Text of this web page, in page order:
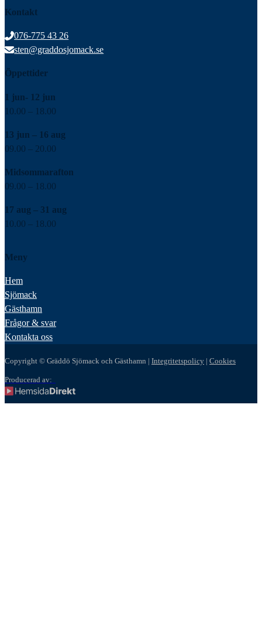
Kontakt
076-775 43 26
sten@graddosjomack.se
Öppettider
1 jun- 12 jun
10.00 – 18.00
13 jun – 16 aug
09.00 – 20.00
Midsommarafton
09.00 – 18.00
17 aug – 31 aug
10.00 – 18.00
Meny
Hem
Sjömack
Gästhamn
Frågor & svar
Kontakta oss
Copyright © Gräddö Sjömack och Gästhamn | Integritetspolicy | Cookies
Producerad av: